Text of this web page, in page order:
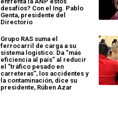
desafíos? Con el Ing. Pablo
Genta, presidente del
Directorio
Grupo RAS suma el
ferrocarril de carga a su
sistema logístico: Da “más
eficiencia al país” al reducir
el "tráfico pesado en
carreteras”, los accidentes y
la contaminación, dice su
presidente, Rúben Azar